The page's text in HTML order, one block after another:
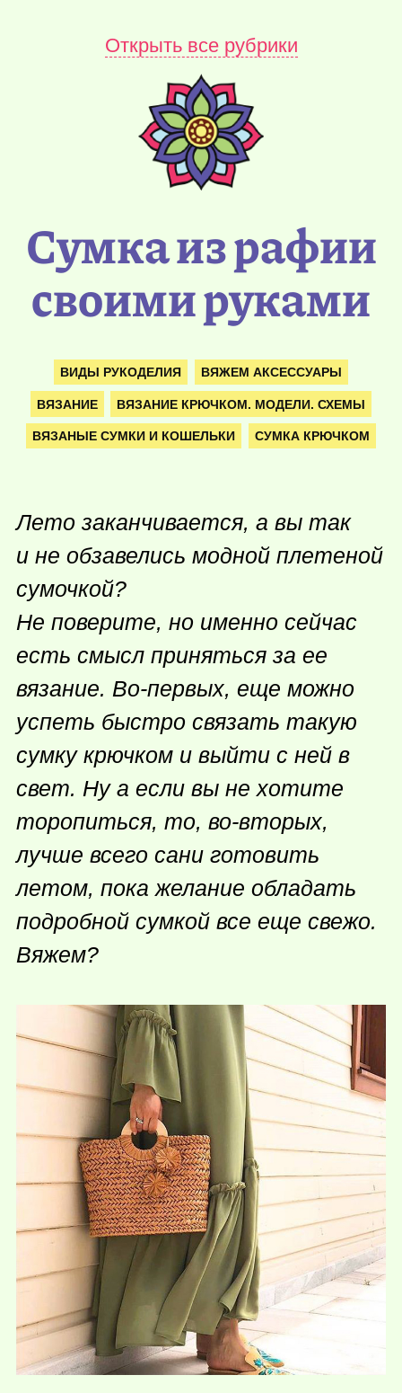
Открыть все рубрики
Сумка из рафии
своими руками
ВИДЫ РУКОДЕЛИЯ ВЯЖЕМ АКСЕССУАРЫ
ВЯЗАНИЕ ВЯЗАНИЕ КРЮЧКОМ. МОДЕЛИ. СХЕМЫ
ВЯЗАНЫЕ СУМКИ И КОШЕЛЬКИ СУМКА КРЮЧКОМ
Лето заканчивается, а вы так
и не обзавелись модной плетеной
сумочкой?
Не поверите, но именно сейчас
есть смысл приняться за ее
вязание. Во-первых, еще можно
успеть быстро связать такую
сумку крючком и выйти с ней в
свет. Ну а если вы не хотите
торопиться, то, во-вторых,
лучше всего сани готовить
летом, пока желание обладать
подробной сумкой все еще свежо.
Вяжем?